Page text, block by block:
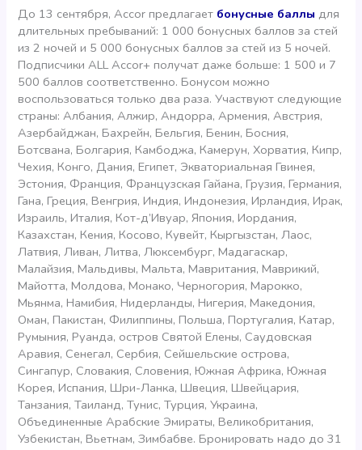
До 13 сентября, Accor предлагает бонусные баллы для
длительных пребываний: 1 000 бонусных баллов за стей
из 2 ночей и 5 000 бонусных баллов за стей из 5 ночей.
Подписчики ALL Accor+ получат даже больше: 1 500 и 7
500 баллов соответственно. Бонусом можно
воспользоваться только два раза. Участвуют следующие
страны: Албания, Алжир, Андорра, Армения, Австрия,
Азербайджан, Бахрейн, Бельгия, Бенин, Босния,
Ботсвана, Болгария, Камбоджа, Камерун, Хорватия, Кипр,
Чехия, Конго, Дания, Египет, Экваториальная Гвинея,
Эстония, Франция, Французская Гайана, Грузия, Германия,
Гана, Греция, Венгрия, Индия, Индонезия, Ирландия, Ирак,
Израиль, Италия, Кот-д’Ивуар, Япония, Иордания,
Казахстан, Кения, Косово, Кувейт, Кыргызстан, Лаос,
Латвия, Ливан, Литва, Люксембург, Мадагаскар,
Малайзия, Мальдивы, Мальта, Мавритания, Маврикий,
Майотта, Молдова, Монако, Черногория, Марокко,
Мьянма, Намибия, Нидерланды, Нигерия, Македония,
Оман, Пакистан, Филиппины, Польша, Португалия, Катар,
Румыния, Руанда, остров Святой Елены, Саудовская
Аравия, Сенегал, Сербия, Сейшельские острова,
Сингапур, Словакия, Словения, Южная Африка, Южная
Корея, Испания, Шри-Ланка, Швеция, Швейцария,
Танзания, Таиланд, Тунис, Турция, Украина,
Объединенные Арабские Эмираты, Великобритания,
Узбекистан, Вьетнам, Зимбабве. Бронировать надо до 31